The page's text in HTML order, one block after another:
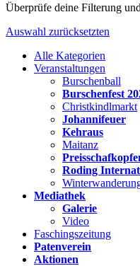
Überprüfe deine Filterung
Auswahl zurücksetzten
Alle Kategorien
Veranstaltungen
Burschenball
Burschenfest
Christkindlmarkt
Johannifeuer
Kehraus
Maitanz
Roding
Mediathek
Galerie
Video
Faschingszeitung
Patenverein
Aktionen